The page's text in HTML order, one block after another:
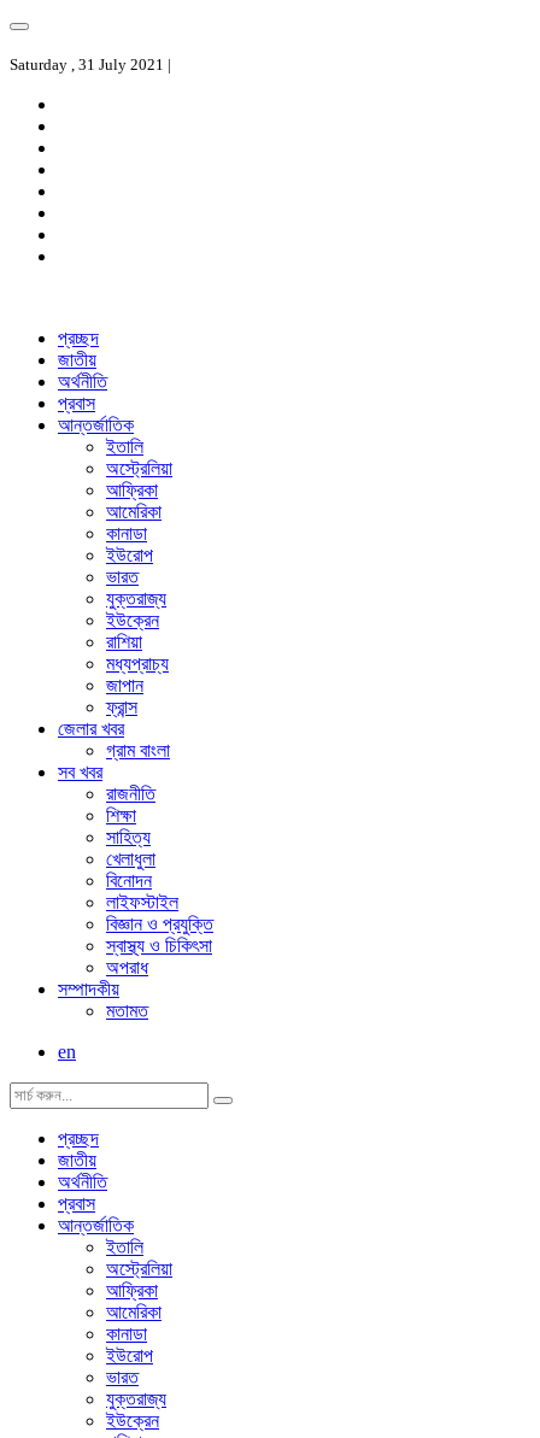
Saturday , 31 July 2021 |
প্রচ্ছদ
জাতীয়
অর্থনীতি
প্রবাস
আন্তর্জাতিক
ইতালি
অস্ট্রেলিয়া
আফ্রিকা
আমেরিকা
কানাডা
ইউরোপ
ভারত
যুক্তরাজ্য
ইউক্রেন
রাশিয়া
মধ্যপ্রাচ্য
জাপান
ফ্রান্স
জেলার খবর
গ্রাম বাংলা
সব খবর
রাজনীতি
শিক্ষা
সাহিত্য
খেলাধুলা
বিনোদন
লাইফস্টাইল
বিজ্ঞান ও প্রযুক্তি
স্বাস্থ্য ও চিকিৎসা
অপরাধ
সম্পাদকীয়
মতামত
en
প্রচ্ছদ
জাতীয়
অর্থনীতি
প্রবাস
আন্তর্জাতিক
ইতালি
অস্ট্রেলিয়া
আফ্রিকা
আমেরিকা
কানাডা
ইউরোপ
ভারত
যুক্তরাজ্য
ইউক্রেন